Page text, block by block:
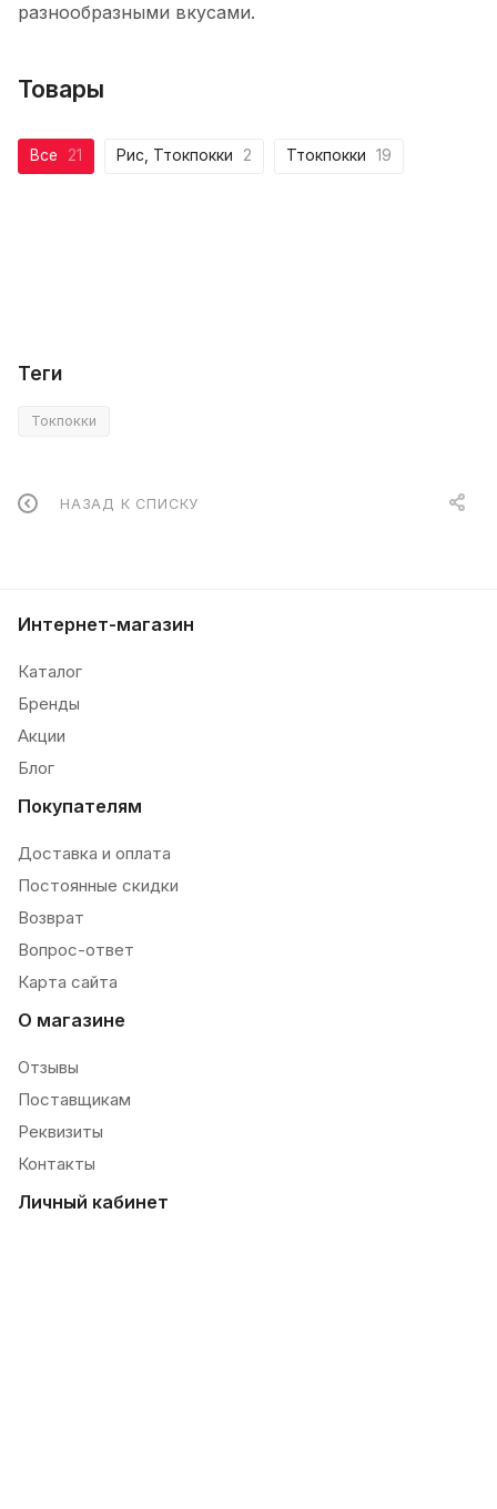
разнообразными вкусами.
Товары
Все 21 Рис, Ттокпокки 2 Ттокпокки 19
Теги
Токпокки
НАЗАД К СПИСКУ
Интернет-магазин
Каталог
Бренды
Акции
Блог
Покупателям
Доставка и оплата
Постоянные скидки
Возврат
Вопрос-ответ
Карта сайта
О магазине
Отзывы
Поставщикам
Реквизиты
Контакты
Личный кабинет